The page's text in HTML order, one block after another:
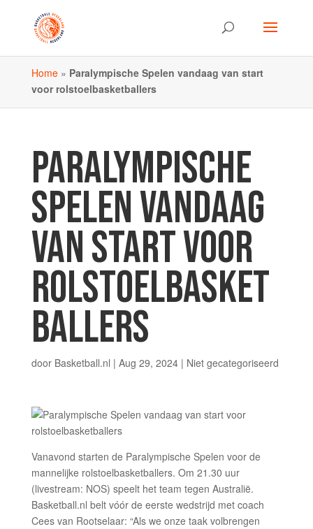
Home» Paralympische Spelen vandaag van start
voor rolstoelbasketballers
PARALYMPISCHE
SPELEN VANDAAG
VAN START VOOR
ROLSTOELBASKET
BALLERS
door Basketball.nl | Aug 29, 2024| Niet gecategoriseerd
Vanavond starten de Paralympische Spelen voor de
mannelijke rolstoelbasketballers. Om 21.30 uur
(livestream: NOS) speelt het team tegen Australië.
Basketball.nl belt vóór de eerste wedstrijd met coach
Cees van Rootselaar: “Als we onze taak volbrengen